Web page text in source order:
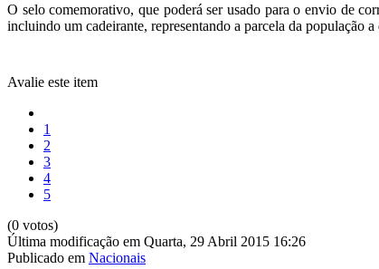
O selo comemorativo, que poderá ser usado para o envio de
incluindo um cadeirante, representando a parcela da população
Avalie este item
1
2
3
4
5
(0 votos)
Última modificação em Quarta, 29 Abril 2015 16:26
Publicado em Nacionais